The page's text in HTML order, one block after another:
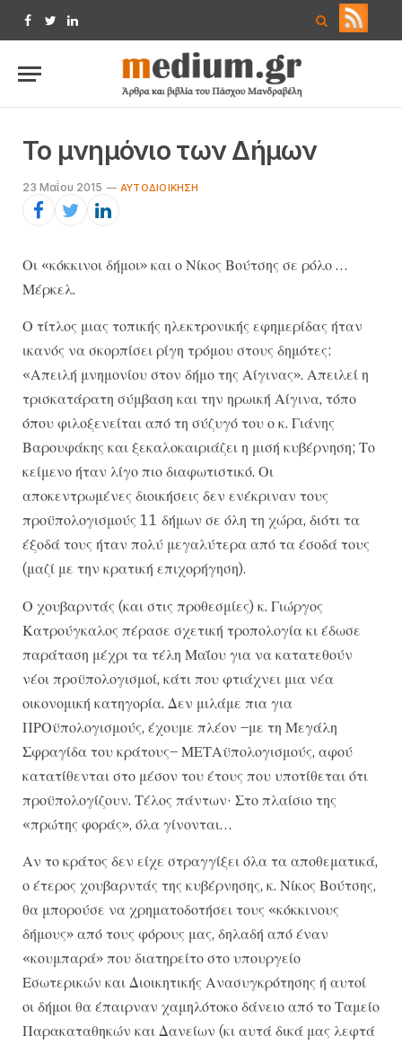
Facebook
TwitterLinkedIn
Το μνημόνιο των Δήμων
23 Μαΐου 2015 ΑΥΤΟΔΙΟΊΚΗΣΗ
Οι «κόκκινοι δήμοι» και ο Νίκος Βούτσης σε ρόλο …
Μέρκελ.
Ο τίτλος μιας τοπικής ηλεκτρονικής εφημερίδας ήταν
ικανός να σκορπίσει ρίγη τρόμου στους δημότες:
«Απειλή μνημονίου στον δήμο της Αίγινας». Απειλεί η
τρισκατάρατη σύμβαση και την ηρωική Αίγινα, τόπο
όπου φιλοξενείται από τη σύζυγό του ο κ. Γιάνης
Βαρουφάκης και ξεκαλοκαιριάζει η μισή κυβέρνηση; Το
κείμενο ήταν λίγο πιο διαφωτιστικό. Οι
αποκεντρωμένες διοικήσεις δεν ενέκριναν τους
προϋπολογισμούς 11 δήμων σε όλη τη χώρα, διότι τα
έξοδά τους ήταν πολύ μεγαλύτερα από τα έσοδά τους
(μαζί με την κρατική επιχορήγηση).
Ο χουβαρντάς (και στις προθεσμίες) κ. Γιώργος
Κατρούγκαλος πέρασε σχετική τροπολογία κι έδωσε
παράταση μέχρι τα τέλη Μαΐου για να κατατεθούν
νέοι προϋπολογισμοί, κάτι που φτιάχνει μια νέα
οικονομική κατηγορία. Δεν μιλάμε πια για
ΠΡΟϋπολογισμούς, έχουμε πλέον –με τη Μεγάλη
Σφραγίδα του κράτους– ΜΕΤΑϋπολογισμούς, αφού
κατατίθενται στο μέσον του έτους που υποτίθεται ότι
προϋπολογίζουν. Τέλος πάντων· Στο πλαίσιο της
«πρώτης φοράς», όλα γίνονται…
Αν το κράτος δεν είχε στραγγίξει όλα τα αποθεματικά,
ο έτερος χουβαρντάς της κυβέρνησης, κ. Νίκος Βούτσης,
θα μπορούσε να χρηματοδοτήσει τους «κόκκινους
δήμους» από τους φόρους μας, δηλαδή από έναν
«κουμπαρά» που διατηρείτο στο υπουργείο
Εσωτερικών και Διοικητικής Ανασυγκρότησης ή αυτοί
οι δήμοι θα έπαιρναν χαμηλότοκο δάνειο από το Ταμείο
Παρακαταθηκών και Δανείων (κι αυτά δικά μας λεφτά